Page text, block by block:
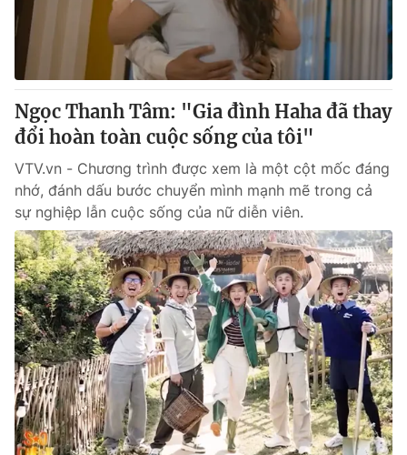
Câu chuyện quốc tế
Tài chính
Thị trường
Góc doanh nghiệp
Dữ liệu và đời sống
Truyền hình
Phim VTV
Hậu trường
Nhân vật
Khán giả
Giải sao mai
Giải trí
Điện ảnh
Âm nhạc
Sao
Đời sống
Du lịch
Làm đẹp
Chất lượng cuộc sống
Giáo dục
Tuyển sinh
Học trực tuyến
Công nghệ
Hitech Công nghệ tương lai
Sản phẩm
Thị trường
Tư vấn
Giao lưu trực tuyến
Lịch phát sóng
Ngọc Thanh Tâm: "Gia đình Haha đã thay
đổi hoàn toàn cuộc sống của tôi"
VTV.vn - Chương trình được xem là một cột mốc đáng
nhớ, đánh dấu bước chuyển mình mạnh mẽ trong cả
sự nghiệp lẫn cuộc sống của nữ diễn viên.